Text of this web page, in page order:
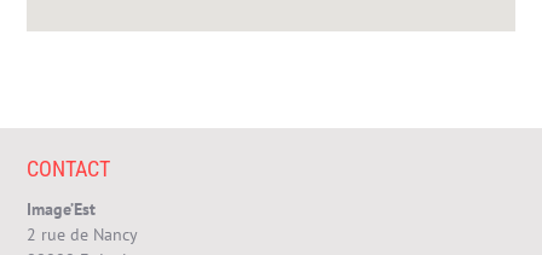
CONTACT
Image’Est
2 rue de Nancy